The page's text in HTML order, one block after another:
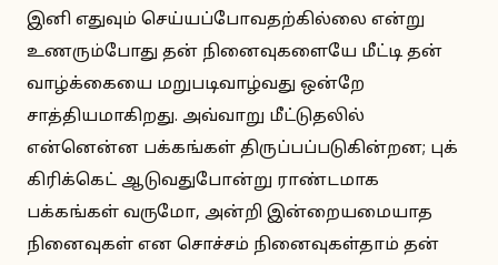
இனி எதுவும் செய்யப்போவதற்கில்லை என்று
உணரும்போது தன் நினைவுகளையே மீட்டி தன்
வாழ்க்கையை மறுபடிவாழ்வது ஒன்றே
சாத்தியமாகிறது. அவ்வாறு மீட்டுதலில்
என்னென்ன பக்கங்கள் திருப்பப்படுகின்றன; புக்
கிரிக்கெட் ஆடுவதுபோன்று ராண்டமாக
பக்கங்கள் வருமோ, அன்றி இன்றையமையாத
நினைவுகள் என சொச்சம் நினைவுகள்தாம் தன்